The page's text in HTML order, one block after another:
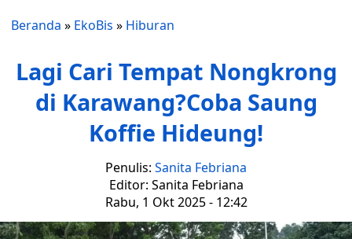
Beranda » EkoBis » Hiburan
Lagi Cari Tempat Nongkrong
di Karawang?Coba Saung
Koffie Hideung!
Penulis: Sanita Febriana
Editor: Sanita Febriana
Rabu, 1 Okt 2025 - 12:42